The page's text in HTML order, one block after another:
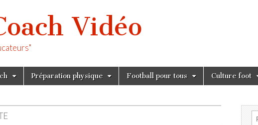
Vidéo
Préparation physique Football pour tous Culture foot